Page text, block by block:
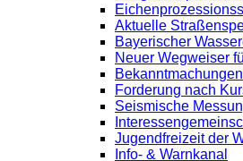
Aktuelle
Bayerischer
Neuer Wegweiser
Forderung nach
Seismische
Jugendfreizeit der
Info- & Warnkanal